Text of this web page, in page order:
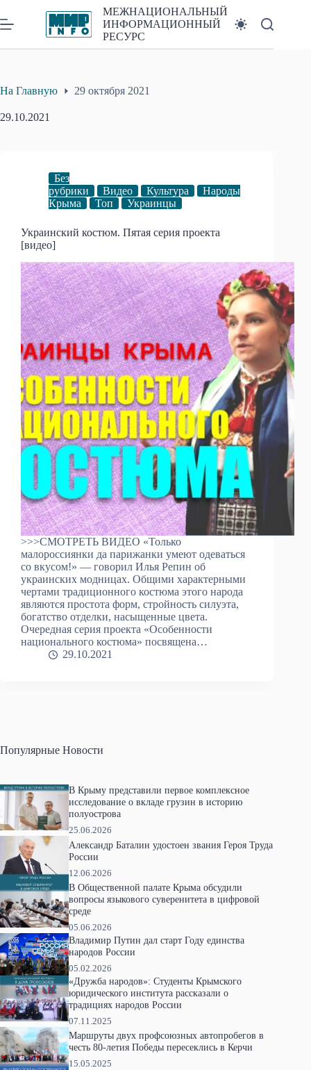
к
сути
МЕЖНАЦИОНАЛЬНЫЙ
ИНФОРМАЦИОННЫЙ
РЕСУРС
На Главную 29 октября 2021
29.10.2021
Без
рубрики
Видео Культура
Народы
Крыма
Топ Украинцы
Украинский костюм. Пятая серия проекта
[видео]
>>>СМОТРЕТЬ ВИДЕО «Только
малороссиянки да парижанки умеют одеваться
со вкусом!» — говорил Илья Репин об
украинских модницах. Общими характерными
чертами традиционного костюма этого народа
являются простота форм, стройность силуэта,
богатство отделки, насыщенные цвета.
Очередная серия проекта «Особенности
национального костюма» посвящена…
29.10.2021
Популярные Новости
В Крыму представили первое комплексное
исследование о вкладе грузин в историю
полуострова
25.06.2026
Александр Баталин удостоен звания Героя Труда
России
12.06.2026
В Общественной палате Крыма обсудили
вопросы языкового суверенитета в цифровой
среде
05.06.2026
Владимир Путин дал старт Году единства
народов России
05.02.2026
«Дружба народов»: Студенты Крымского
юридического института рассказали о
традициях народов России
07.11.2025
Маршруты двух профсоюзных автопробегов в
честь 80-летия Победы пересеклись в Керчи
15.05.2025